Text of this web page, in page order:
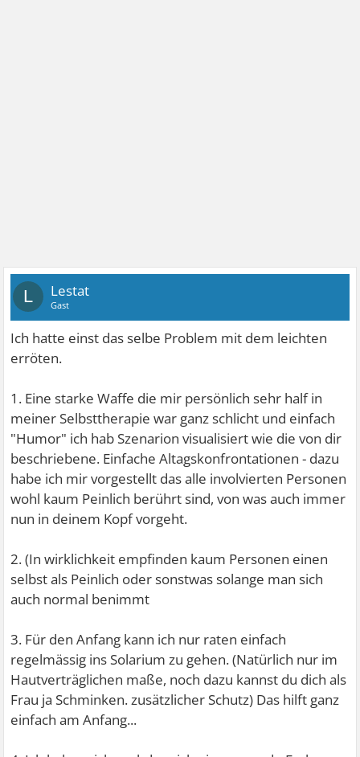
L Lestat
Gast
Ich hatte einst das selbe Problem mit dem leichten
erröten.
1. Eine starke Waffe die mir persönlich sehr half in
meiner Selbsttherapie war ganz schlicht und einfach
"Humor" ich hab Szenarion visualisiert wie die von dir
beschriebene. Einfache Altagskonfrontationen - dazu
habe ich mir vorgestellt das alle involvierten Personen
wohl kaum Peinlich berührt sind, von was auch immer
nun in deinem Kopf vorgeht.
2. (In wirklichkeit empfinden kaum Personen einen
selbst als Peinlich oder sonstwas solange man sich
auch normal benimmt
3. Für den Anfang kann ich nur raten einfach
regelmässig ins Solarium zu gehen. (Natürlich nur im
Hautverträglichen maße, noch dazu kannst du dich als
Frau ja Schminken. zusätzlicher Schutz) Das hilft ganz
einfach am Anfang...